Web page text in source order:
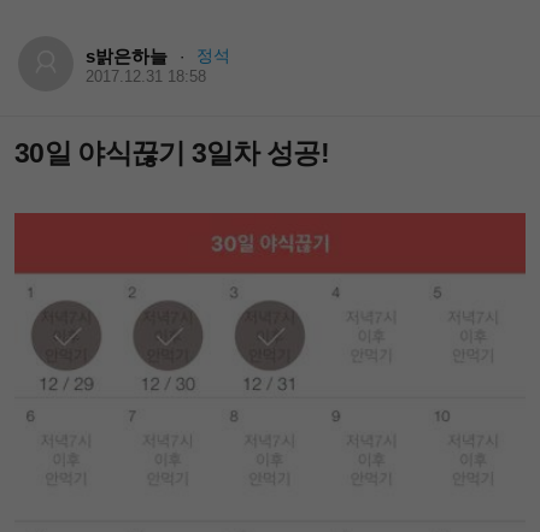
s밝은하늘 · 정석
2017.12.31 18:58
30일 야식끊기 3일차 성공!